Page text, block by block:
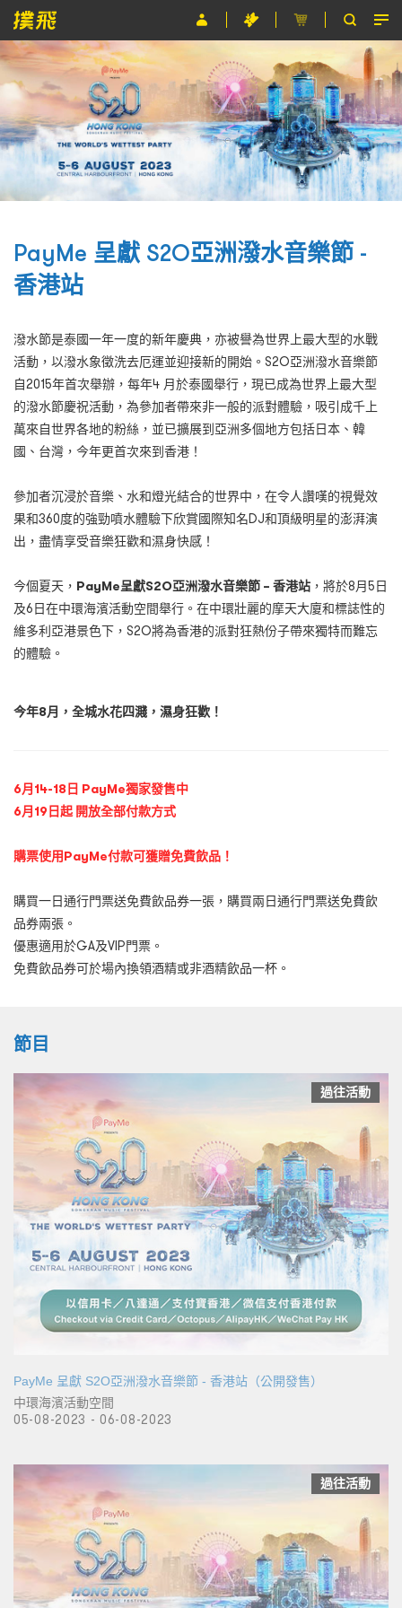
節目
主辦單位
關於撲飛
條款及細則
PayMe 呈獻 S2O亞洲潑水音樂節 -
香港站
潑水節是泰國一年一度的新年慶典，亦被譽為世界上最大型的水戰
活動，以潑水象徵洗去厄運並迎接新的開始。S2O亞洲潑水音樂節
自2015年首次舉辦，每年4 月於泰國舉行，現已成為世界上最大型
的潑水節慶祝活動，為參加者帶來非一般的派對體驗，吸引成千上
萬來自世界各地的粉絲，並已擴展到亞洲多個地方包括日本、韓
國、台灣，今年更首次來到香港！
參加者沉浸於音樂、水和燈光結合的世界中，在令人讚嘆的視覺效
果和360度的強勁噴水體驗下欣賞國際知名DJ和頂級明星的澎湃演
出，盡情享受音樂狂歡和濕身快感！
今個夏天， PayMe呈獻S2O亞洲潑水音樂節 – 香港站 ，將於8月5日
及6日在中環海濱活動空間舉行。在中環壯麗的摩天大廈和標誌性的
維多利亞港景色下，S2O將為香港的派對狂熱份子帶來獨特而難忘
的體驗。
今年8月，全城水花四濺，濕身狂歡！
6月14-18日 PayMe獨家發售中
6月19日起 開放全部付款方式
購票使用PayMe付款可獲贈免費飲品！
購買一日通行門票送免費飲品券一張，購買兩日通行門票送免費飲
品券兩張。
優惠適用於GA及VIP門票。
免費飲品券可於場內換領酒精或非酒精飲品一杯。
節目
過往活動
PayMe 呈獻 S2O亞洲潑水音樂節 - 香港站（公開發售）
中環海濱活動空間
05-08-2023 - 06-08-2023
過往活動